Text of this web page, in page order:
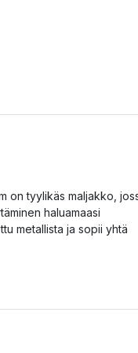
on tyylikäs maljakko,
haluamaasi
metallista ja sopii yhtä